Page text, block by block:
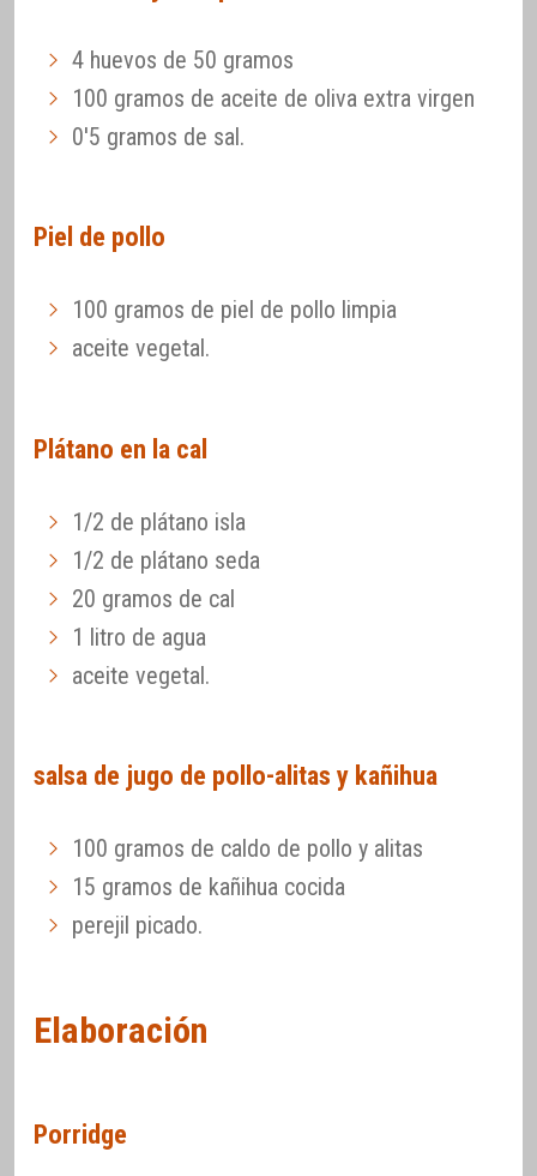
4 huevos de 50 gramos
100 gramos de aceite de oliva extra virgen
0'5 gramos de sal.
Piel de pollo
100 gramos de piel de pollo limpia
aceite vegetal.
Plátano en la cal
1/2 de plátano isla
1/2 de plátano seda
20 gramos de cal
1 litro de agua
aceite vegetal.
salsa de jugo de pollo-alitas y kañihua
100 gramos de caldo de pollo y alitas
15 gramos de kañihua cocida
perejil picado.
Elaboración
Porridge